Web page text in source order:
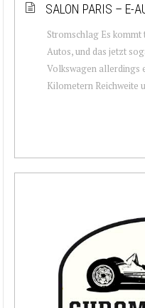
SALON PARIS – E-
Stromschlag Es
Autos, und das jetzt
Volkswagen allerdings
Kilometern Reichweite